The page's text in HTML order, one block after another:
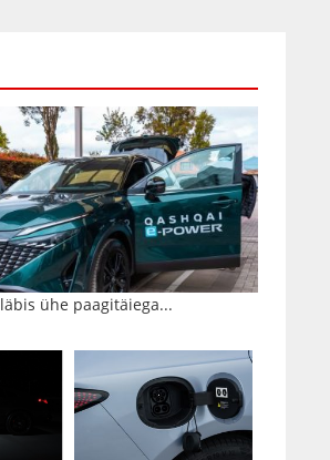
ühe paagitäiega...